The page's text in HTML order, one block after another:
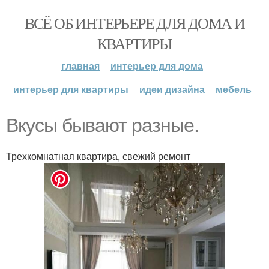
ВСЁ ОБ ИНТЕРЬЕРЕ ДЛЯ ДОМА И
КВАРТИРЫ
главная
интерьер для дома
интерьер для квартиры
идеи дизайна мебель
Вкусы бывают разные.
Трехкомнатная квартира, свежий ремонт